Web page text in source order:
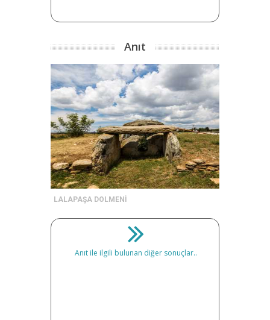
Anıt
LALAPAŞA DOLMENİ
Anıt ile ilgili bulunan diğer sonuçlar..